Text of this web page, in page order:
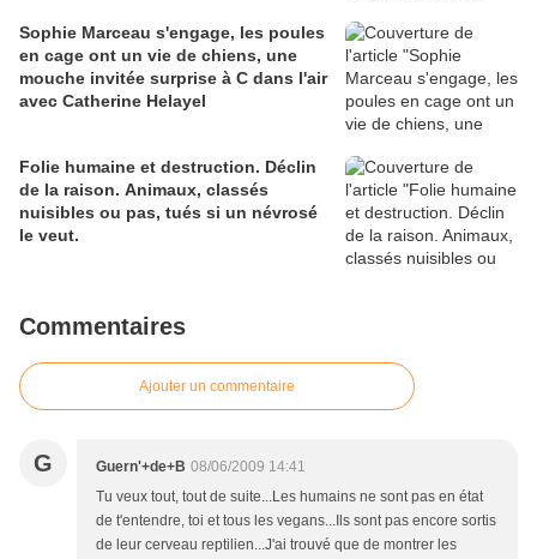
Sophie Marceau s'engage, les poules
en cage ont un vie de chiens, une
mouche invitée surprise à C dans l'air
avec Catherine Helayel
Folie humaine et destruction. Déclin
de la raison. Animaux, classés
nuisibles ou pas, tués si un névrosé
le veut.
Commentaires
Ajouter un commentaire
G Guern'+de+B 08/06/2009 14:41
Tu veux tout, tout de suite...Les humains ne sont pas en état
de t'entendre, toi et tous les vegans...Ils sont pas encore sortis
de leur cerveau reptilien...J'ai trouvé que de montrer les